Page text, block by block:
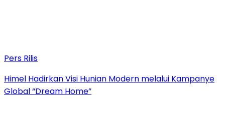
Pers Rilis
Himel Hadirkan Visi Hunian Modern melalui Kampanye
Global “Dream Home”